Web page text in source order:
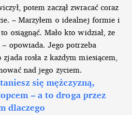
potem zaczął zwracać coraz
– Marzyłem o idealnej formie i
osiągnąć. Mało kto widział, że
opowiada. Jego potrzeba
rosła z każdym miesiącem,
nad jego życiem.
się mężczyzną,
– a to droga przez
dlaczego